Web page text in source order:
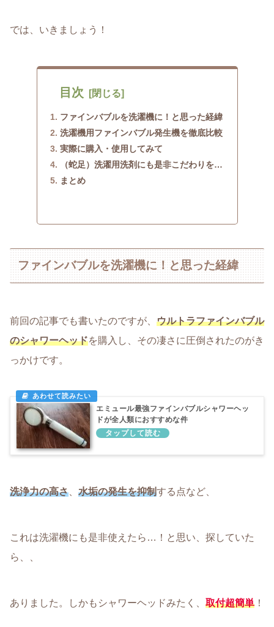
では、いきましょう！
目次
ファインバブルを洗濯機に！と思った経緯
洗濯機用ファインバブル発生機を徹底比較
実際に購入・使用してみて
（蛇足）洗濯用洗剤にも是非こだわりを…
まとめ
ファインバブルを洗濯機に！と思った経緯
前回の記事でも書いたのですが、 ウルトラファインバブル
のシャワーヘッドを購入し、その凄さに圧倒されたのがき
っかけです。
エミュール最強ファインバブルシャワーヘッ
ドが全人類におすすめな件
洗浄力の高さ 水垢の発生を抑制する点など、
これは洗濯機にも是非使えたら…！と思い、探していた
ら、、
ありました。しかもシャワーヘッドみたく、 取付超簡単 ！